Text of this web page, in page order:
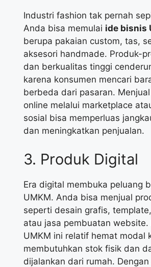
Industri fashion tak pernah
Anda bisa memulai ide bisnis
berupa pakaian custom, tas,
aksesori handmade. Produk-
dan berkualitas tinggi
karena konsumen mencari
berbeda dari pasaran.
online melalui marketplace
sosial bisa memperluas
dan meningkatkan penjualan.
3. Produk Digital
Era digital membuka peluang
UMKM. Anda bisa menjual
seperti desain grafis,
atau jasa pembuatan website.
UMKM ini relatif hemat modal
membutuhkan stok fisik dan
dijalankan dari rumah.